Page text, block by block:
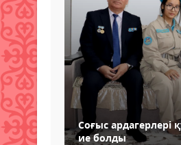
Соғыс ардагерлері
ие болды